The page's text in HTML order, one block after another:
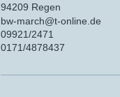
94209 Regen
bw-march@t-online.de
09921/2471
0171/4878437